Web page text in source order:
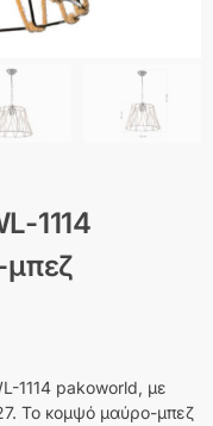
1114
1114 pakoworld, με
Το κομψό μαύρο-μπεζ